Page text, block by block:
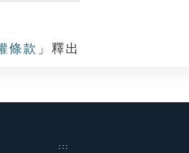
條款 」釋出
:::